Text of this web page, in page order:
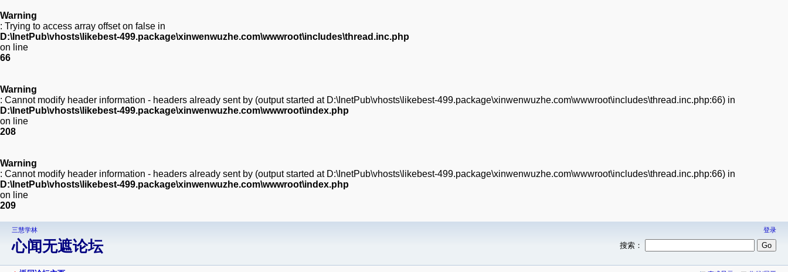
Warning
: Trying to access array offset on false in
D:\InetPub\vhosts\likebest-499.package\xinwenwuzhe.com\wwwroot\includes\thread.inc.php
on line
66
Warning
: Cannot modify header information - headers already sent by (output started at D:\InetPub\vhosts\likebest-499.package\xinwenwuzhe.com\wwwroot\includes\thread.inc.php:66) in
D:\InetPub\vhosts\likebest-499.package\xinwenwuzhe.com\wwwroot\index.php
on line
208
Warning
: Cannot modify header information - headers already sent by (output started at D:\InetPub\vhosts\likebest-499.package\xinwenwuzhe.com\wwwroot\includes\thread.inc.php:66) in
D:\InetPub\vhosts\likebest-499.package\xinwenwuzhe.com\wwwroot\index.php
on line
209
三慧学林
心闻无遮论坛
登录
搜索：